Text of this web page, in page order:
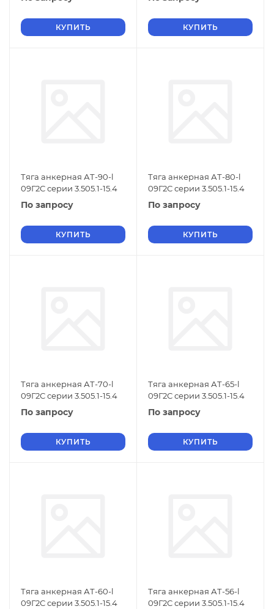
КУПИТЬ КУПИТЬ
Тяга анкерная АТ-90-l
09Г2С серии 3.505.1-15.4
По запросу
КУПИТЬ
Тяга анкерная АТ-80-l
09Г2С серии 3.505.1-15.4
По запросу
КУПИТЬ
Тяга анкерная АТ-70-l
09Г2С серии 3.505.1-15.4
По запросу
КУПИТЬ
Тяга анкерная АТ-65-l
09Г2С серии 3.505.1-15.4
По запросу
КУПИТЬ
Тяга анкерная АТ-60-l
09Г2С серии 3.505.1-15.4
Тяга анкерная АТ-56-l
09Г2С серии 3.505.1-15.4